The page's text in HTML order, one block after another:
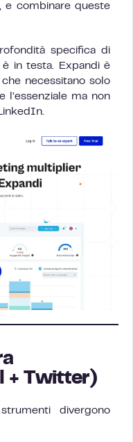
e combinare queste
specifica di
è in testa. Expandi è
necessitano solo
ma non
+ Twitter)
divergono